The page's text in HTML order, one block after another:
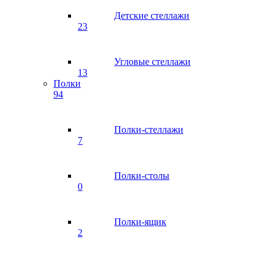
Детские стеллажи
23
Угловые стеллажи
13
Полки
94
Полки-стеллажи
7
Полки-столы
0
Полки-ящик
2